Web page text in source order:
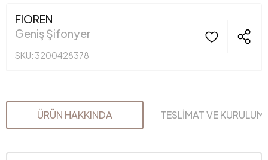
FIOREN
Geniş Şifonyer
SKU: 3200428378
ÜRÜN HAKKINDA TESLİMAT VE KURULUM